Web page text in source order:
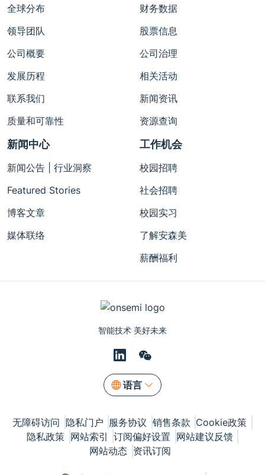
智能技术 美好未来
语言
全球分布
领导团队
公司概要
发展历程
联系我们
质量和可靠性
财务数据
股票信息
公司治理
相关活动
新闻资讯
资源查询
新闻中心
新闻公告 | 行业洞察
Featured Stories
博客文章
媒体联络
工作机会
校园招聘
社会招聘
校园实习
了解安森美
薪酬福利
无障碍访问 隐私门户 服务协议 销售条款 Cookie政策
隐私政策 网站索引 订阅偏好设置 网站建议反馈
网站动态 资讯订阅